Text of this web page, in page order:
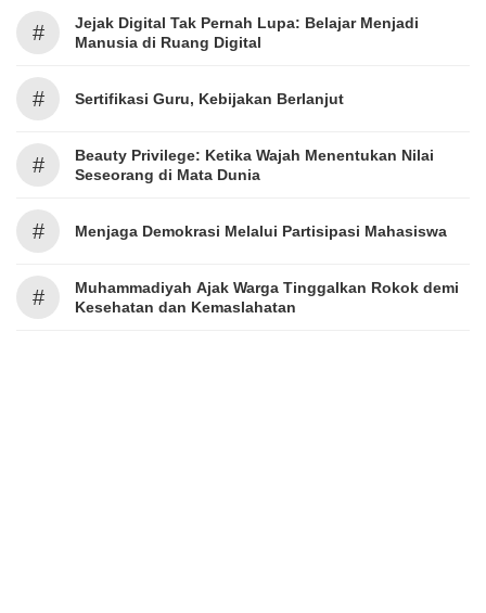
#
Jejak Digital Tak Pernah Lupa: Belajar Menjadi
Manusia di Ruang Digital
# Sertifikasi Guru, Kebijakan Berlanjut
#
Beauty Privilege: Ketika Wajah Menentukan Nilai
Seseorang di Mata Dunia
# Menjaga Demokrasi Melalui Partisipasi Mahasiswa
#
Muhammadiyah Ajak Warga Tinggalkan Rokok demi
Kesehatan dan Kemaslahatan